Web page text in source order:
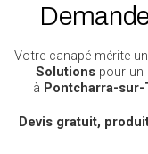
Votre canapé mérite
Solutionspour un
à Pontcharra-sur-
Devis gratuit,